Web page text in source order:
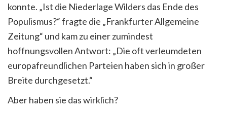
konnte. „Ist die Niederlage Wilders das Ende des
Populismus?“ fragte die „Frankfurter Allgemeine
Zeitung“ und kam zu einer zumindest
hoffnungsvollen Antwort: „Die oft verleumdeten
europafreundlichen Parteien haben sich in großer
Breite durchgesetzt.“
Aber haben sie das wirklich?